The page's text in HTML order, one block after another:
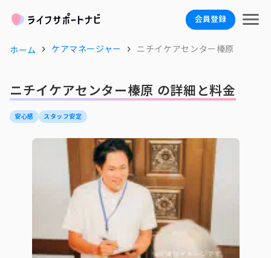
会員登録
ホーム ケアマネージャー ニチイケアセンター榛原
ニチイケアセンター榛原 の詳細と料金
安心感 スタッフ安定